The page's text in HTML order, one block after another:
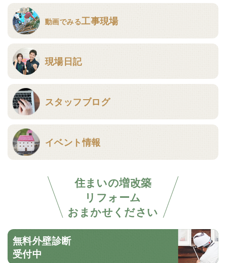
動画でみる工事現場
現場日記
スタッフブログ
イベント情報
住まいの増改築
リフォーム
おまかせください
無料外壁診断
受付中